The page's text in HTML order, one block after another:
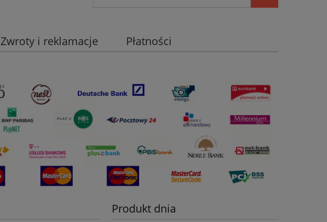
Zwroty i reklamacje
Płatności
Produkt dnia